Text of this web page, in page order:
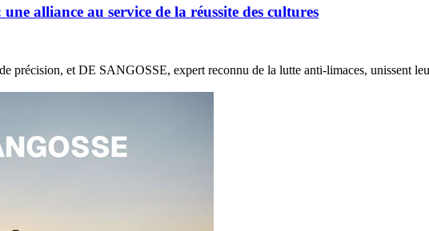
alliance au service de la réussite des cultures
précision, et DE SANGOSSE, expert reconnu de la lutte anti-limaces, unissent